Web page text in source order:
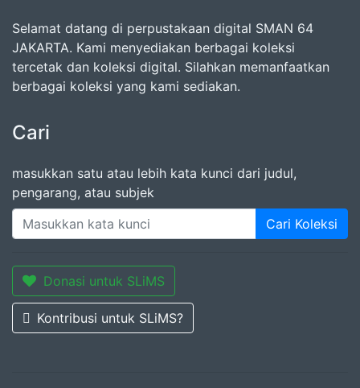
Selamat datang di perpustakaan digital SMAN 64
JAKARTA. Kami menyediakan berbagai koleksi
tercetak dan koleksi digital. Silahkan memanfaatkan
berbagai koleksi yang kami sediakan.
Cari
masukkan satu atau lebih kata kunci dari judul,
pengarang, atau subjek
Cari Koleksi
Donasi untuk SLiMS
Kontribusi untuk SLiMS?